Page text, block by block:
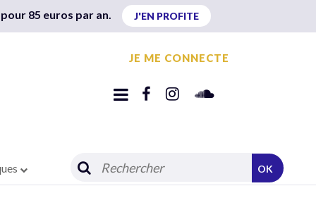
85 euros par an. J'EN PROFITE
JE ME CONNECTE
OK